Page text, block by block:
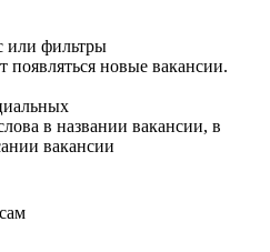
или фильтры
появляться новые вакансии.
в названии вакансии, в
вакансии